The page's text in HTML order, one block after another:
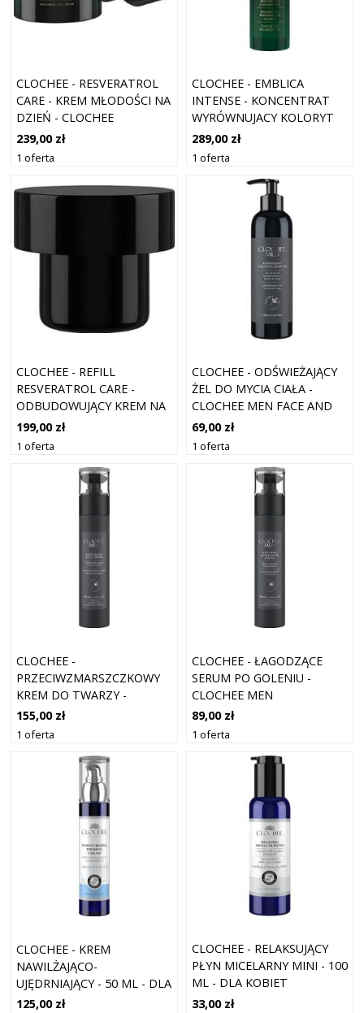
CLOCHEE - RESVERATROL
CARE - KREM MŁODOŚCI NA
DZIEŃ - CLOCHEE
RESVERATOL CARE - DLA
KOBIET
239,00 zł
1 oferta
CLOCHEE - EMBLICA
INTENSE - KONCENTRAT
WYRÓWNUJACY KOLORYT
DO TWARZY - CLOCHEE
EMBLICA INTENSE - DLA
289,00 zł
1 oferta
CLOCHEE - REFILL
RESVERATROL CARE -
ODBUDOWUJĄCY KREM NA
NOC (WKŁAD) - CLOCHEE
RESVERATOL CARE NIGHT
199,00 zł
1 oferta
CLOCHEE - ODŚWIEŻAJĄCY
ŻEL DO MYCIA CIAŁA -
CLOCHEE MEN FACE AND
BODY WASH - DLA KOBIET
69,00 zł
1 oferta
CLOCHEE -
PRZECIWZMARSZCZKOWY
KREM DO TWARZY -
CLOCHEE MEN ANTIAGING
CREAM - DLA MĘŻCZYZN
155,00 zł
1 oferta
CLOCHEE - ŁAGODZĄCE
SERUM PO GOLENIU -
CLOCHEE MEN
AFTERSHAVE SOOTHING
SERUM - DLA MĘŻCZYZN
89,00 zł
1 oferta
CLOCHEE - KREM
NAWILŻAJĄCO-
UJĘDRNIAJĄCY - 50 ML - DLA
KOBIET
125,00 zł
CLOCHEE - RELAKSUJĄCY
PŁYN MICELARNY MINI - 100
ML - DLA KOBIET
33,00 zł